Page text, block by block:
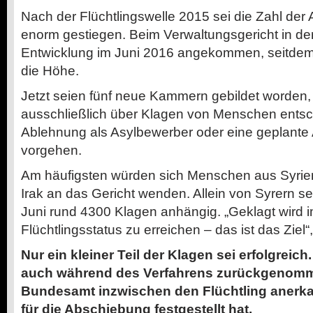
Nach der Flüchtlingswelle 2015 sei die Zahl der
enorm gestiegen. Beim Verwaltungsgericht in
Entwicklung im Juni 2016 angekommen,
die Höhe.
Jetzt seien fünf neue Kammern gebildet
ausschließlich über Klagen von Menschen
Ablehnung als Asylbewerber oder eine
vorgehen.
Am häufigsten würden sich Menschen aus
Irak an das Gericht wenden. Allein von Syrern
Juni rund 4300 Klagen anhängig. „Geklagt wird
Flüchtlingsstatus zu erreichen – das ist das
Nur ein kleiner Teil der Klagen sei
auch während des Verfahrens
Bundesamt inzwischen den Flüchtling
für die Abschiebung festgestellt hat.